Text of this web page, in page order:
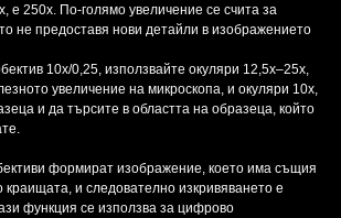
е 250x. По-голямо увеличение се счита за
не предоставя нови детайли в изображението
10x/0,25, използвайте окуляри 12,5x–25x,
увеличение на микроскопа, и окуляри 10x,
и да търсите в областта на образеца, който
формират изображение, което има същия
и следователно изкривяването е
функция се използва за цифрово